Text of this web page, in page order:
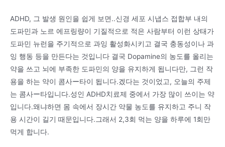
ADHD, 그 발생 원인을 쉽게 보면..신경 세포 시냅스 접합부 내의
도파민과 노르 에프링량이 기질적으로 적은 사람부터 이런 상태가
도파민 뉴런을 주기적으로 과잉 활성화시키고 결국 충동성이나 과
잉 행동 등을 만든다는 것입니다 결국 Dopamine의 농도를 올리는
약을 쓰고 뇌에 부족한 도파민의 양을 유지하게 됩니다만, 그런 작
용을 하는 약이 콤사ー타이 됩니다.겠다는 것이었고, 오늘의 주제
는 콤사ー타입니다.성인 ADHD치료제 중에서 가장 많이 쓰이는 약
입니다.왜냐하면 몸 속에서 장시간 약물 농도를 유지하고 주니 작
용 시간이 길기 때문입니다.그래서 2,3회 먹는 양을 하루에 1회만
먹게 합니다.